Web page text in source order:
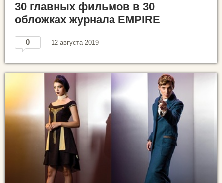
30 главных фильмов в 30
обложках журнала EMPIRE
0 12 августа 2019